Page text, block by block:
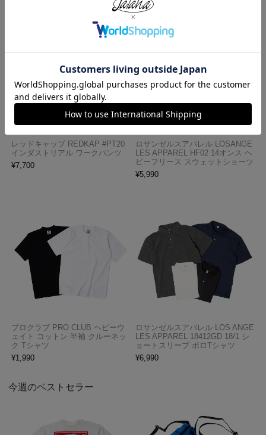
レッドキャップ REDKAP #PT20
インダストリアル ワークパンツ
¥7,700
ロサンゼルスアパレル LOSANGE
LES APPAREL HF02 14オンス ヘ
ビーフリース スウェットショーツ
¥5,990
プロクラブ PRO CLUB ヘビーウ
ェイト コットン 半袖 クルーネッ
ク Tシャツ
¥1,990
ロサンゼルスアパレル LOS ANGE
LES APPAREL 18412GD 18/1 シ
ョートスリーブ ポロTシャツ
¥6,990
今週のベストセラー